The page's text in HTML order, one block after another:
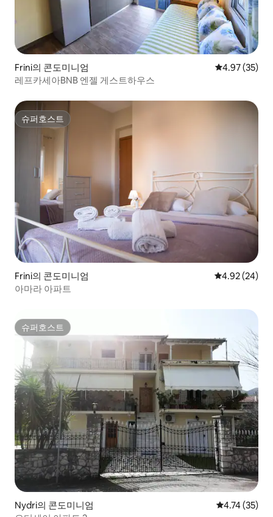
Frini의 콘도미니엄 평점 4.97점(5
4.97 (35)
레프카세아BNB 엔젤 게스트하우스
슈퍼호스트
슈퍼호스트
Frini의 콘도미니엄 평점 4.92점(5
4.92 (24)
아마라 아파트
슈퍼호스트
슈퍼호스트
Nydri의 콘도미니엄 평점 4.74점
4.74 (35)